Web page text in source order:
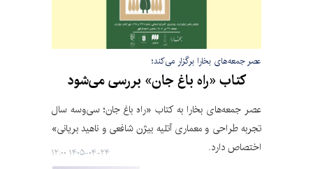
عصر جمعه‌های بخارا برگزار می‌کند؛
کتاب «راه باغ جان» بررسی می‌شود
عصر جمعه‌های بخارا به کتاب «راه باغ جان؛ سی‌وسه سال
تجربه طراحی و معماری آتلیه بیژن شافعی و ناهید بریانی»
اختصاص دارد.
۱۴۰۵-۰۴-۲۴ ۱۲:۰۰